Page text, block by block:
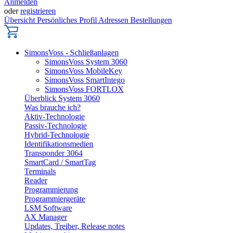
Anmelden
oderregistrieren
Übersicht Persönliches Profil Adressen Bestellungen
SimonsVoss - Schließanlagen
SimonsVoss System 3060
SimonsVoss MobileKey
SimonsVoss SmartIntego
SimonsVoss FORTLOX
Überblick System 3060
Was brauche ich?
Aktiv-Technologie
Passiv-Technologie
Hybrid-Technologie
Identifikationsmedien
Transponder 3064
SmartCard / SmartTag
Terminals
Reader
Programmierung
Programmiergeräte
LSM Software
AX Manager
Updates, Treiber, Release notes